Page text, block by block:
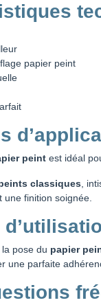
papier peint
peint est idéal
classiques,
une finition soignée.
pose du papier
une parfaite